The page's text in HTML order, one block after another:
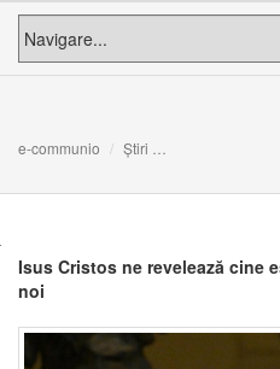
e-communio Știri
Isus Cristos ne revelează cine
noi